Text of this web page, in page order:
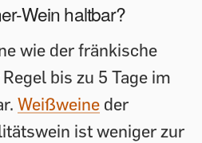
Wein haltbar?
wie der fränkische
bis zu 5 Tage im
Weißweine der
ist weniger zur